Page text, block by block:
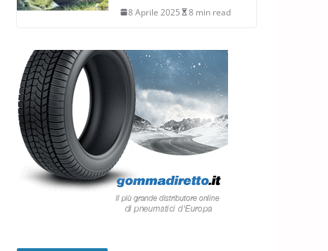
8 Aprile 2025 8 min read